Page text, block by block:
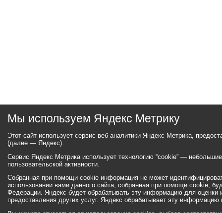
Мы используем Яндекс Метрику
Этот сайт использует сервис веб-аналитики Яндекс Метрика,
(далее — Яндекс).
Сервис Яндекс Метрика использует технологию “cookie” —
пользовательской активности.
Собранная при помощи cookie информация не может
использовании вами данного сайта, собранная при помощи cookie,
Федерации. Яндекс будет обрабатывать эту информацию для оценки
предоставления других услуг. Яндекс обрабатывает эту